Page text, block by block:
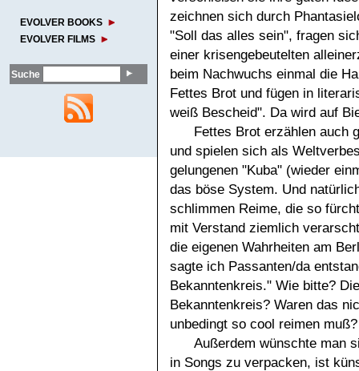
EVOLVER BOOKS
EVOLVER FILMS
Suche
zeichnen sich durch
"Soll das alles sein", fragen
einer krisengebeutelten
beim Nachwuchs einmal die
Fettes Brot und fügen in
weiß Bescheid". Da wird auf
Fettes Brot erzählen auch
und spielen sich als
gelungenen "Kuba" (wieder
das böse System. Und
schlimmen Reime, die so
mit Verstand ziemlich
die eigenen Wahrheiten am
sagte ich Passanten/da
Bekanntenkreis." Wie bitte?
Bekanntenkreis? Waren das
unbedingt so cool reimen muß?
Außerdem wünschte man
in Songs zu verpacken, ist